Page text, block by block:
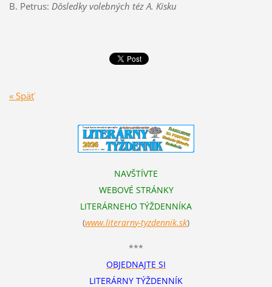
B. Petrus: Dôsledky volebných téz A. Kisku
« Späť
NAVŠTÍVTE
WEBOVÉ STRÁNKY
LITERÁRNEHO TÝŽDENNÍKA
(www.literarny-tyzdennik.sk)
***
OBJEDNAJTE SI
LITERÁRNY TÝŽDENNÍK